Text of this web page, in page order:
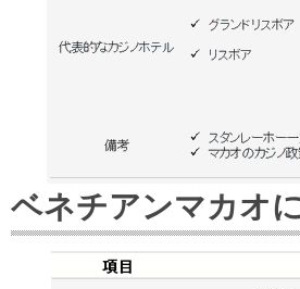
ベネチアンマカオ